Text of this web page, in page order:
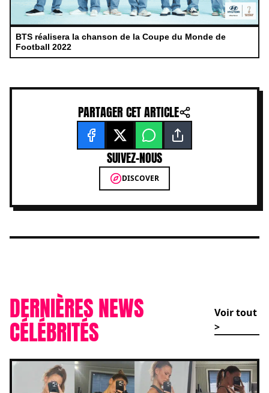
BTS réalisera la chanson de la Coupe du Monde de
Football 2022
PARTAGER CET ARTICLE
SUIVEZ-NOUS
DISCOVER
DERNIÈRES NEWS
CÉLÉBRITÉS
Voir tout
>